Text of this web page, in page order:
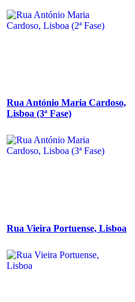
Rua António Maria Cardoso,
Lisboa (3ª Fase)
Rua Vieira Portuense, Lisboa